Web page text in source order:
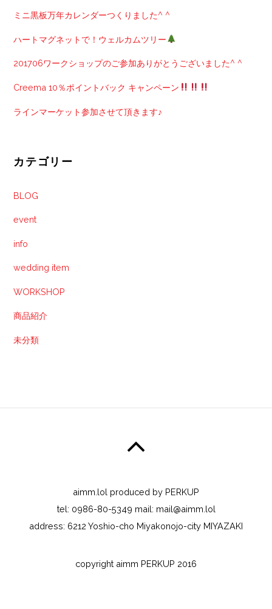
ミニ黒板万年カレンダーつくりました^ ^
ハートマグネットで！ウェルカムツリー
201706ワークショップのご参加ありがとうございました^ ^
Creema 10％ポイントバック キャンペーン
ラインマーケット参加させて頂きます♪
カテゴリー
BLOG
event
info
wedding item
WORKSHOP
商品紹介
未分類
aimm.lol produced by PERKUP
tel: 0986-80-5349 mail: mail@aimm.lol
address: 6212 Yoshio-cho Miyakonojo-city MIYAZAKI
copyright aimm PERKUP 2016